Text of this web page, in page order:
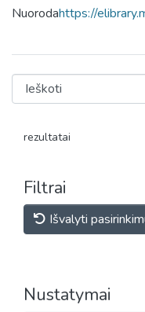
Nuorodahttps://
rezultatai
Filtrai
Išvalyti
Nustatymai